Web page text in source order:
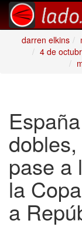
darren elkins
4 de
pase a
la
a